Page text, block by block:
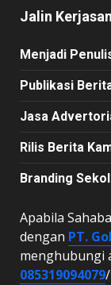
Jalin
Menjadi
Publikasi
Jasa
Rilis Berita
Branding
Apabila
dengan PT.
menghubungi
085319094079/